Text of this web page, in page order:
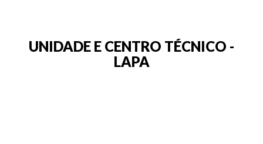
UNIDADE E CENTRO TÉCNICO -
LAPA